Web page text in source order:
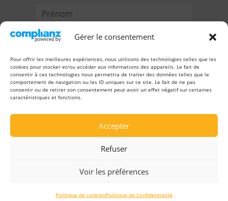
Gérer le consentement
Pour offrir les meilleures expériences, nous utilisons des technologies telles que les
cookies pour stocker et/ou accéder aux informations des appareils. Le fait de
consentir à ces technologies nous permettra de traiter des données telles que le
comportement de navigation ou les ID uniques sur ce site. Le fait de ne pas
consentir ou de retirer son consentement peut avoir un effet négatif sur certaines
caractéristiques et fonctions.
Accepter
Refuser
Voir les préférences
Politique de cookiesPolitique de Confidentialité
JE M'INSCRIS
@2026 Entrepreneuri’Elles | Tous droits réservés | Réalisation
de cookies (UE)